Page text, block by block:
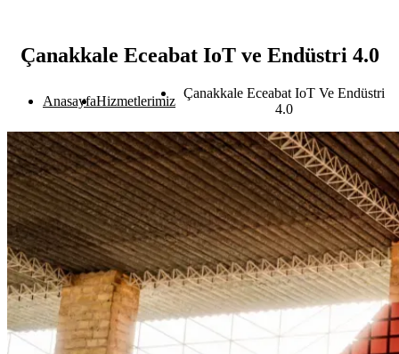
Çanakkale Eceabat IoT ve Endüstri 4.0
AnasayfaHizmetlerimiz
Çanakkale Eceabat IoT Ve Endüstri
4.0